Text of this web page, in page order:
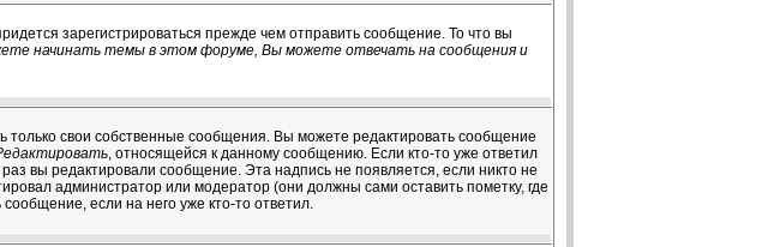
зарегистрироваться прежде чем отправить сообщение. То что вы
начинать темы в этом форуме, Вы можете отвечать на сообщения и
свои собственные сообщения. Вы можете редактировать сообщение
, относящейся к данному сообщению. Если кто-то уже ответил
вы редактировали сообщение. Эта надпись не появляется, если никто не
администратор или модератор (они должны сами оставить пометку, где
если на него уже кто-то ответил.